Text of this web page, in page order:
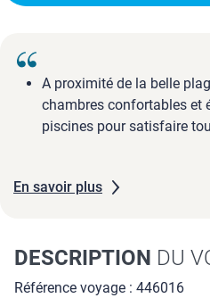
A proximité de la belle
chambres confortables et
piscines pour satisfaire
En savoir plus
DESCRIPTION DU
Référence voyage : 446016